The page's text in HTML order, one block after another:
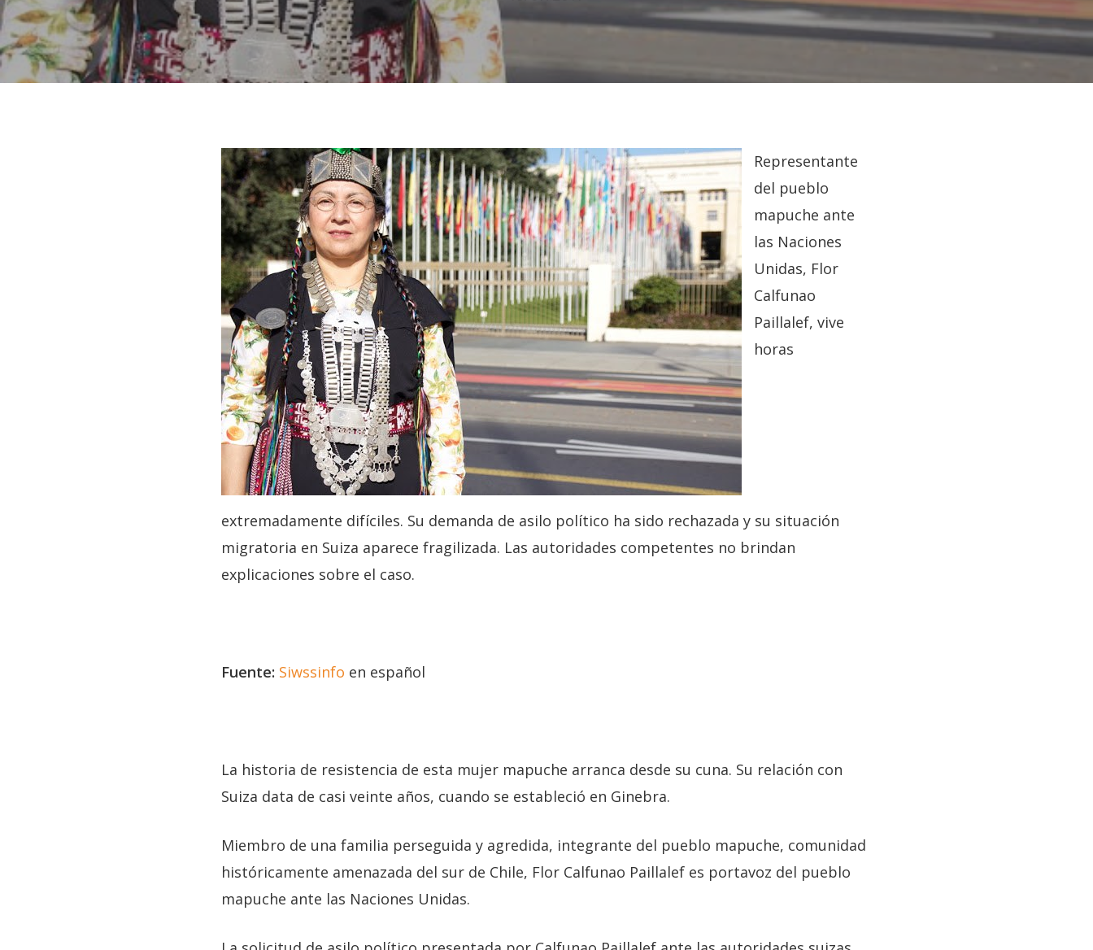
Hit enter to search or ESC to close
Representante
del pueblo
mapuche ante
las Naciones
Unidas, Flor
Calfunao
Paillalef, vive
horas
extremadamente difíciles. Su demanda de asilo político ha sido rechazada y su situación
migratoria en Suiza aparece fragilizada. Las autoridades competentes no brindan
explicaciones sobre el caso.
Fuente: Siwssinfo en español
La historia de resistencia de esta mujer mapuche arranca desde su cuna. Su relación con
Suiza data de casi veinte años, cuando se estableció en Ginebra.
Miembro de una familia perseguida y agredida, integrante del pueblo mapuche, comunidad
históricamente amenazada del sur de Chile, Flor Calfunao Paillalef es portavoz del pueblo
mapuche ante las Naciones Unidas.